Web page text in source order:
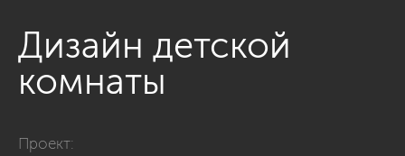
Дизайн детской
комнаты
Проект: